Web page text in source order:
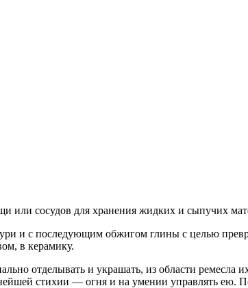
или сосудов для хранения жидких и сыпучих
и с последующим обжигом глины с целью
в керамику.
отделывать и украшать, из области ремесла
стихии — огня и на умении управлять ею.